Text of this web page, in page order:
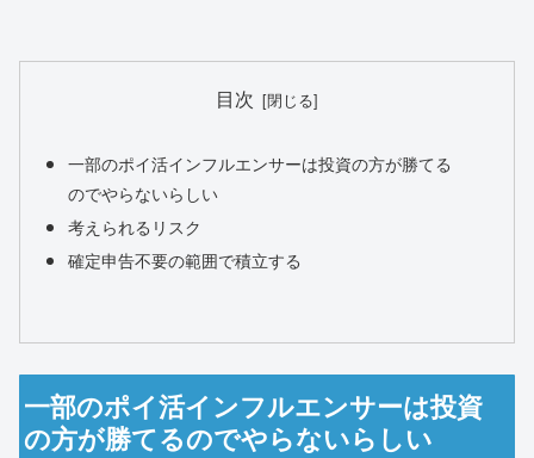
目次
一部のポイ活インフルエンサーは投資の方が勝てる
のでやらないらしい
考えられるリスク
確定申告不要の範囲で積立する
一部のポイ活インフルエンサーは投資
の方が勝てるのでやらないらしい